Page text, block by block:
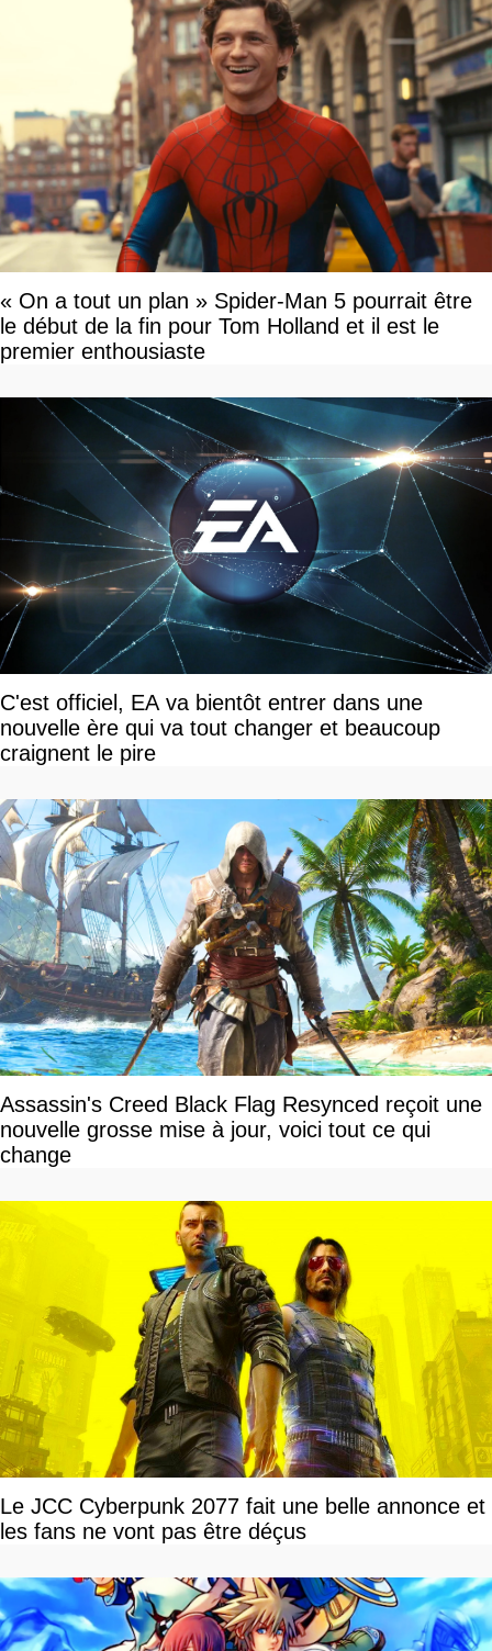
« On a tout un plan » Spider-Man 5 pourrait être
le début de la fin pour Tom Holland et il est le
premier enthousiaste
C'est officiel, EA va bientôt entrer dans une
nouvelle ère qui va tout changer et beaucoup
craignent le pire
Assassin's Creed Black Flag Resynced reçoit une
nouvelle grosse mise à jour, voici tout ce qui
change
Le JCC Cyberpunk 2077 fait une belle annonce et
les fans ne vont pas être déçus